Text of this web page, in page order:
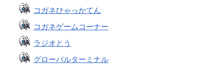
コガネひゃっかてん
コガネゲームコーナー
ラジオとう
グローバルターミナル